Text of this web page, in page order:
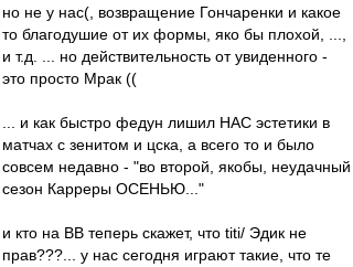
но не у нас(, возвращение Гончаренки и какое
то благодушие от их формы, яко бы плохой, ...,
и т.д. ... но действительность от увиденного -
это просто Мрак ((
... и как быстро федун лишил НАС эстетики в
матчах с зенитом и цска, а всего то и было
совсем недавно - "во второй, якобы, неудачный
сезон Карреры ОСЕНЬЮ..."
и кто на ВВ теперь скажет, что titi/ Эдик не
прав???... у нас сегодня играют такие, что те